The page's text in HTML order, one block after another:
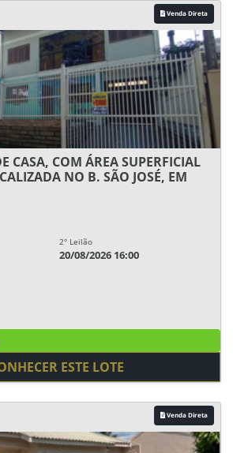
Venda Direta
CASA, COM ÁREA SUPERFICIAL
NO B. SÃO JOSÉ, EM
2° Leilão
20/08/2026 16:00
ESTE LOTE
Venda Direta